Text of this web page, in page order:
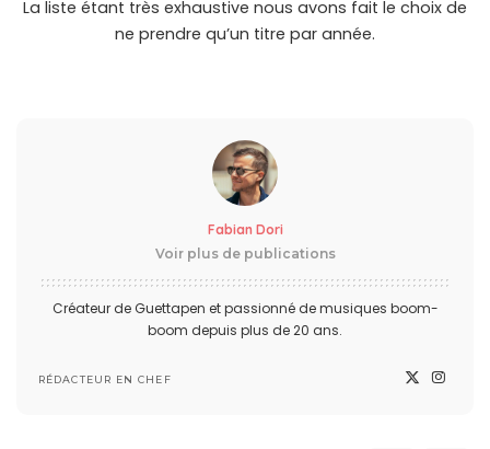
La liste étant très exhaustive nous avons fait le choix de
ne prendre qu’un titre par année.
Fabian Dori
Voir plus de publications
Créateur de Guettapen et passionné de musiques boom-
boom depuis plus de 20 ans.
RÉDACTEUR EN CHEF